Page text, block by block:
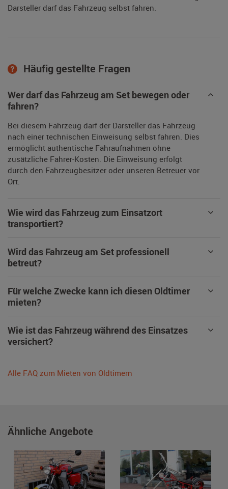
Darsteller darf das Fahrzeug selbst fahren.
Häufig gestellte Fragen
Wer darf das Fahrzeug am Set bewegen oder
fahren?
Bei diesem Fahrzeug darf der Darsteller das Fahrzeug
nach einer technischen Einweisung selbst fahren. Dies
ermöglicht authentische Fahraufnahmen ohne
zusätzliche Fahrer-Kosten. Die Einweisung erfolgt
durch den Fahrzeugbesitzer oder unseren Betreuer vor
Ort.
Wie wird das Fahrzeug zum Einsatzort
transportiert?
Wird das Fahrzeug am Set professionell
betreut?
Für welche Zwecke kann ich diesen Oldtimer
mieten?
Wie ist das Fahrzeug während des Einsatzes
versichert?
Alle FAQ zum Mieten von Oldtimern
Ähnliche Angebote